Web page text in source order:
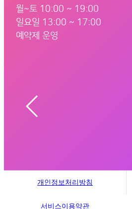
월~토 10:00 ~ 19:00
일요일 13:00 ~ 17:00
예약제 운영
개인정보처리방침
서비스이용약관